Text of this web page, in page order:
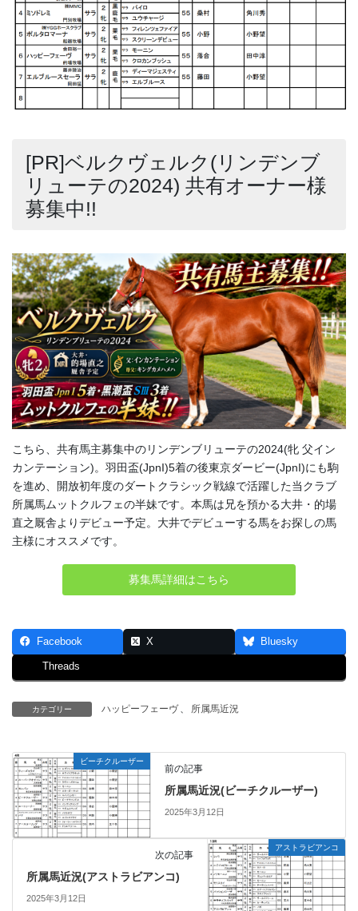
[PR]ベルクヴェルク(リンデンブ
リューテの2024) 共有オーナー様
募集中!!
こちら、共有馬主募集中のリンデンブリューテの2024(牝 父イン
カンテーション)。羽田盃(JpnI)5着の後東京ダービー(JpnI)にも駒
を進め、開放初年度のダートクラシック戦線で活躍した当クラブ
所属馬ムットクルフェの半妹です。本馬は兄を預かる大井・的場
直之厩舎よりデビュー予定。大井でデビューする馬をお探しの馬
主様にオススメです。
募集馬詳細はこちら
Facebook X Bluesky
Threads
カテゴリー ハッピーフェーヴ 、 所属馬近況
ビーチクルーザー
前の記事
所属馬近況(ビーチクルーザー)
2025年3月12日
アストラビアンコ
次の記事
所属馬近況(アストラビアンコ)
2025年3月12日